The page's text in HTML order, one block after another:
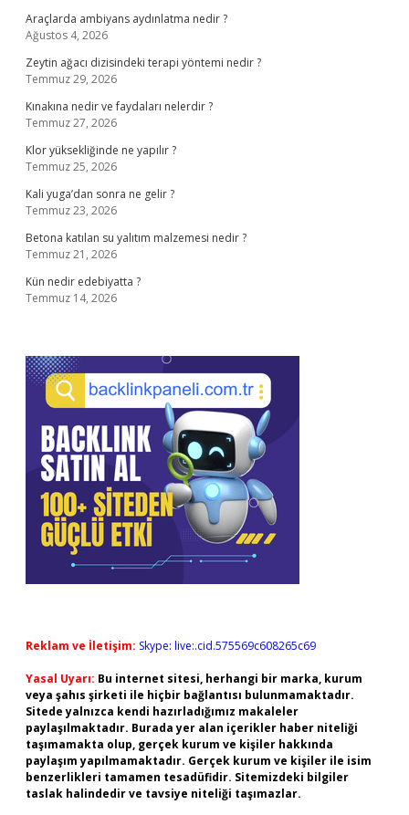
Araçlarda ambiyans aydınlatma nedir ?
Ağustos 4, 2026
Zeytin ağacı dizisindeki terapi yöntemi nedir ?
Temmuz 29, 2026
Kınakına nedir ve faydaları nelerdir ?
Temmuz 27, 2026
Klor yüksekliğinde ne yapılır ?
Temmuz 25, 2026
Kali yuga’dan sonra ne gelir ?
Temmuz 23, 2026
Betona katılan su yalıtım malzemesi nedir ?
Temmuz 21, 2026
Kün nedir edebiyatta ?
Temmuz 14, 2026
Reklam ve İletişim: Skype: live:.cid.575569c608265c69
Yasal Uyarı: Bu internet sitesi, herhangi bir marka, kurum
veya şahıs şirketi ile hiçbir bağlantısı bulunmamaktadır.
Sitede yalnızca kendi hazırladığımız makaleler
paylaşılmaktadır. Burada yer alan içerikler haber niteliği
taşımamakta olup, gerçek kurum ve kişiler hakkında
paylaşım yapılmamaktadır. Gerçek kurum ve kişiler ile isim
benzerlikleri tamamen tesadüfidir. Sitemizdeki bilgiler
taslak halindedir ve tavsiye niteliği taşımazlar.